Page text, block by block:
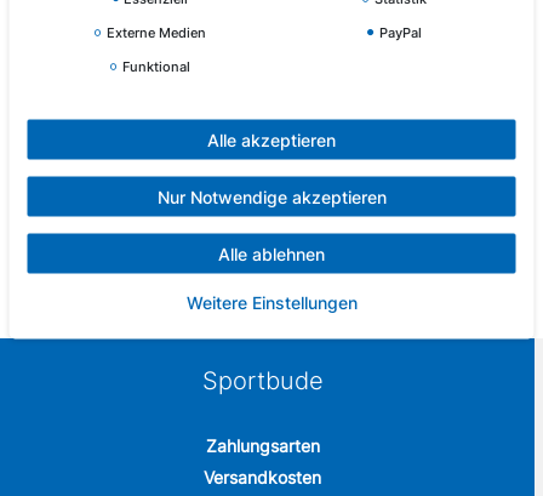
Hersteller
Softdart
Messingkopf und Aluminium-Schaft
Mit Nylonsicherheitsspitzen
Lieferumfang: 3x Dartpfeile Typhoon inklusive Slimline-
Sportbude
Zahlungsarten
Versandkosten
Externe Medien
PayPal
Funktional
Alle akzeptieren
Nur Notwendige akzeptieren
Alle ablehnen
Weitere Einstellungen